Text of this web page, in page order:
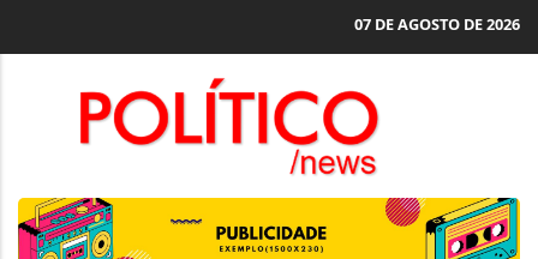
07 DE AGOSTO DE 2026